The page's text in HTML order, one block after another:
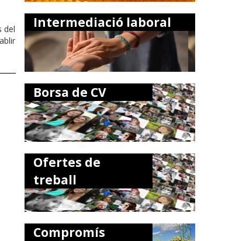
del
Intermediació laboral
Borsa de CV
Ofertes de
treball
Compromís